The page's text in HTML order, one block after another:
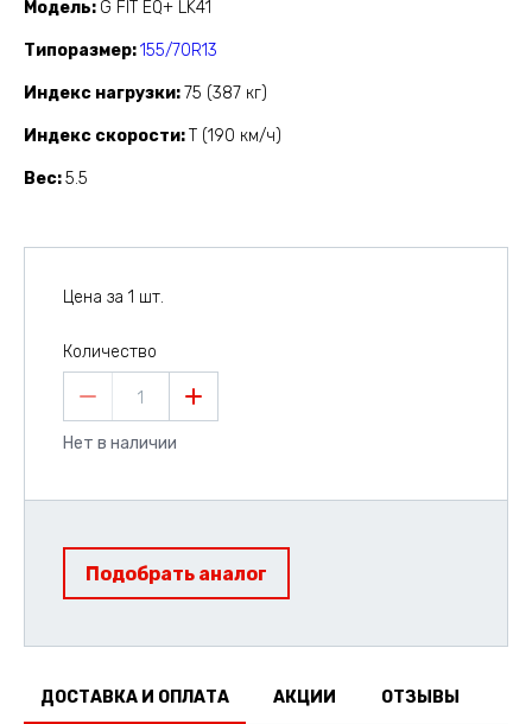
Модель G FIT EQ+ LK41
Типоразмер 155/70R13
Индекс нагрузки 75 (387 кг)
Индекс скорости T (190 км/ч)
Вес 5.5
Цена за 1 шт.
Количество
1
Нет в наличии
Подобрать аналог
ДОСТАВКА И ОПЛАТА АКЦИИ ОТЗЫВЫ